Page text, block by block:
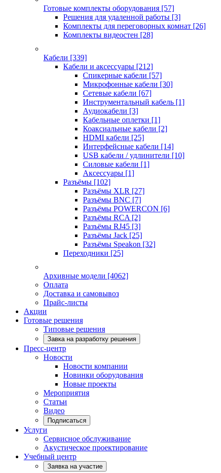
Готовые комплекты оборудования [57]
Решения для удаленной работы [3]
Комплекты для переговорных комнат [26]
Комплекты видеостен [28]
Кабели [339]
Кабели и аксессуары [212]
Спикерные кабели [57]
Микрофонные кабели [30]
Сетевые кабели [67]
Инструментальный кабель [1]
Аудиокабели [3]
Кабельные оплетки [1]
Коаксиальные кабели [2]
HDMI кабели [25]
Интерфейсные кабели [14]
USB кабели / удлинители [10]
Силовые кабели [1]
Аксессуары [1]
Разъёмы [102]
Разъёмы XLR [27]
Разъёмы BNC [7]
Разъёмы POWERCON [6]
Разъёмы RCA [2]
Разъёмы RJ45 [3]
Разъёмы Jack [25]
Разъёмы Speakon [32]
Переходники [25]
Архивные модели [4062]
Оплата
Доставка и самовывоз
Прайс-листы
Акции
Готовые решения
Типовые решения
Завка на разработку решения
Пресс-центр
Новости
Новости компании
Новинки оборудования
Новые проекты
Мероприятия
Статьи
Видео
Подписаться
Услуги
Сервисное обслуживание
Акустическое проектирование
Учебный центр
Заявка на участие